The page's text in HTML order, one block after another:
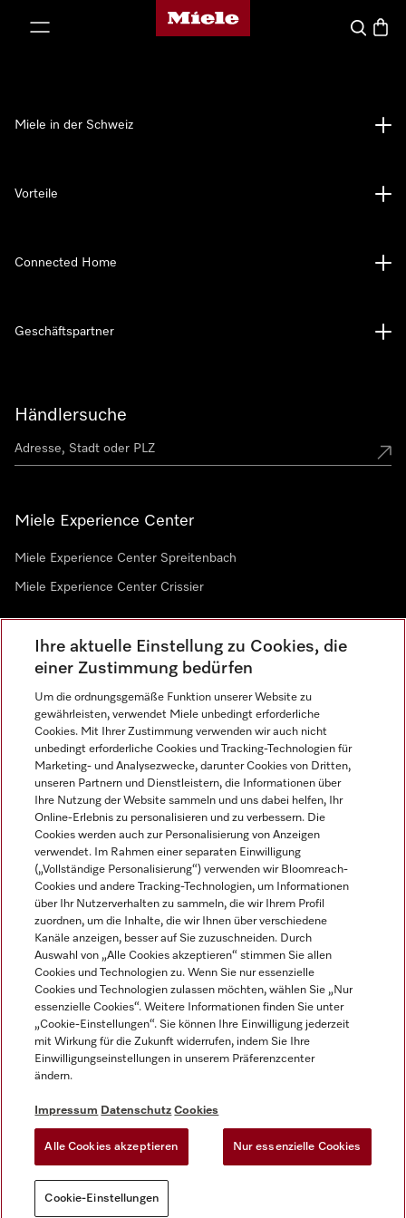
Miele-Homepage
Suche
Händlersuche
Miele Experience Center
Miele Experience Center Spreitenbach
Miele Experience Center Crissier
Newsletter
Sprache
DEUTSCH
Miele in der Schweiz
Vorteile
Connected Home
Geschäftspartner
Impressum
Datenschutz
Cookie-Einstellungen
Miele auf YoutubeMiele auf Instagram
Miele auf Facebook
Miele auf LinkedInMiele auf LinkedIn
Ihre aktuelle Einstellung zu Cookies, die
einer Zustimmung bedürfen
Um die ordnungsgemäße Funktion unserer Website zu
gewährleisten, verwendet Miele unbedingt erforderliche
Cookies. Mit Ihrer Zustimmung verwenden wir auch nicht
unbedingt erforderliche Cookies und Tracking-Technologien für
Marketing- und Analysezwecke, darunter Cookies von Dritten,
unseren Partnern und Dienstleistern, die Informationen über
Ihre Nutzung der Website sammeln und uns dabei helfen, Ihr
Online-Erlebnis zu personalisieren und zu verbessern. Die
Cookies werden auch zur Personalisierung von Anzeigen
verwendet. Im Rahmen einer separaten Einwilligung
(„Vollständige Personalisierung“) verwenden wir Bloomreach-
Cookies und andere Tracking-Technologien, um Informationen
über Ihr Nutzerverhalten zu sammeln, die wir Ihrem Profil
zuordnen, um die Inhalte, die wir Ihnen über verschiedene
Kanäle anzeigen, besser auf Sie zuzuschneiden. Durch
Auswahl von „Alle Cookies akzeptieren“ stimmen Sie allen
Cookies und Technologien zu. Wenn Sie nur essenzielle
Cookies und Technologien zulassen möchten, wählen Sie „Nur
essenzielle Cookies“. Weitere Informationen finden Sie unter
„Cookie-Einstellungen“. Sie können Ihre Einwilligung jederzeit
mit Wirkung für die Zukunft widerrufen, indem Sie Ihre
Einwilligungseinstellungen in unserem Präferenzcenter
ändern.
Impressum Datenschutz Cookies
Alle Cookies akzeptieren Nur essenzielle Cookies
Cookie-Einstellungen